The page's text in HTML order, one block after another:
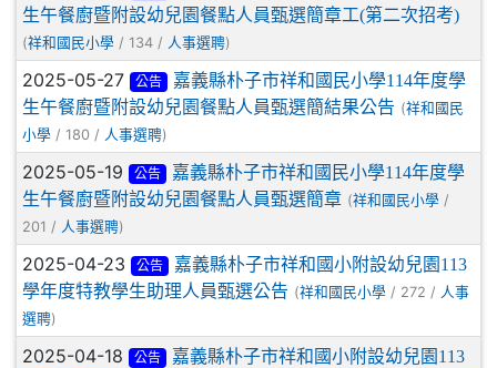
生午餐廚暨附設幼兒園餐點人員甄選簡章工(第二次招考)
(祥和國民小學 / 134 / 人事選聘)
2025-05-27 公告
嘉義縣朴子市祥和國民小學114年度學
生午餐廚暨附設幼兒園餐點人員甄選簡結果公告 (祥和國民
小學 / 180 / 人事選聘)
2025-05-19 公告
嘉義縣朴子市祥和國民小學114年度學
生午餐廚暨附設幼兒園餐點人員甄選簡章 (祥和國民小學 /
201 / 人事選聘)
2025-04-23 公告
嘉義縣朴子市祥和國小附設幼兒園113
學年度特教學生助理人員甄選公告 (祥和國民小學 / 272 / 人事
選聘)
2025-04-18 公告
嘉義縣朴子市祥和國小附設幼兒園113